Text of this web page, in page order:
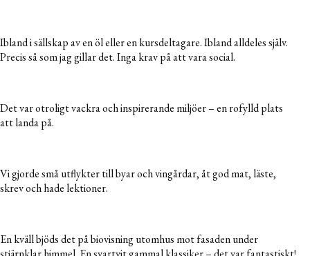
Ibland i sällskap av en öl eller en kursdeltagare. Ibland alldeles själv.
Precis så som jag gillar det. Inga krav på att vara social.
Det var otroligt vackra och inspirerande miljöer – en rofylld plats
att landa på.
Vi gjorde små utflykter till byar och vingårdar, åt god mat, läste,
skrev och hade lektioner.
En kväll bjöds det på biovisning utomhus mot fasaden under